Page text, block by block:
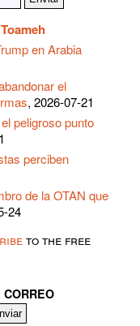
en Arabia
el
, 2026-07-21
peligroso punto
perciben
de la OTAN que
24
to the free